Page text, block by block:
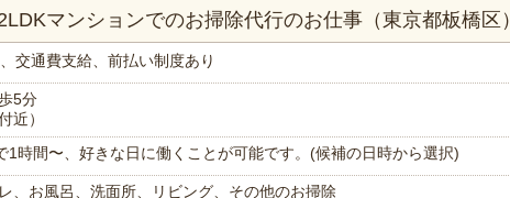
マンションでのお掃除代行のお仕事（東京都板橋区
、交通費支給、前払い制度あり
5分
近）
1時間〜、好きな日に働くことが可能です。(候補の日時から選択)
、お風呂、洗面所、リビング、その他のお掃除